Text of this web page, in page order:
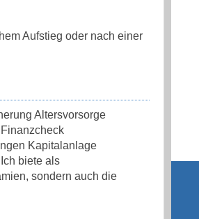
Aufstieg oder nach einer
Altersvorsorge
Kapitalanlage
biete als
sondern auch die